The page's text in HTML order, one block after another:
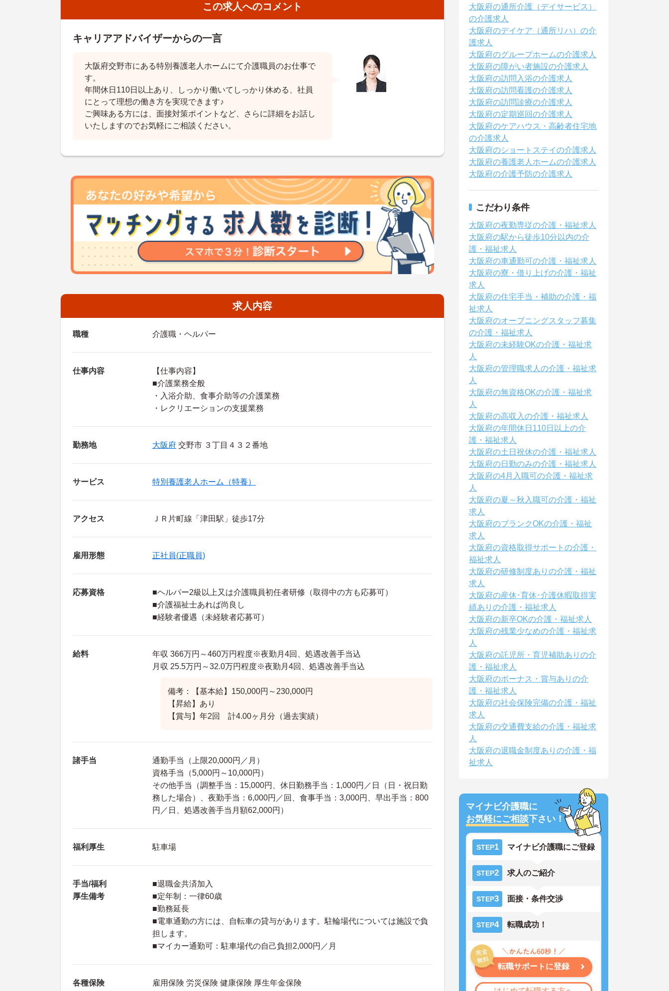
この求人へのコメント
キャリアアドバイザーからの一言
大阪府交野市にある特別養護老人ホームにて介護職員のお仕事で
す。
年間休日110日以上あり、しっかり働いてしっかり休める、社員
にとって理想の働き方を実現できます♪
ご興味ある方には、面接対策ポイントなど、さらに詳細をお話し
いたしますのでお気軽にご相談ください。
求人内容
職種 介護職・ヘルパー
仕事内容
【仕事内容】
■介護業務全般
・入浴介助、食事介助等の介護業務
・レクリエーションの支援業務
勤務地 大阪府 交野市 ３丁目４３２番地
サービス 特別養護老人ホーム（特養）
アクセス ＪＲ片町線「津田駅」徒歩17分
雇用形態 正社員(正職員)
応募資格
■ヘルパー2級以上又は介護職員初任者研修（取得中の方も応募可）
■介護福祉士あれば尚良し
■経験者優遇（未経験者応募可）
給料
年収 366万円～460万円程度※夜勤月4回、処遇改善手当込
月収 25.5万円～32.0万円程度※夜勤月4回、処遇改善手当込
備考：【基本給】150,000円～230,000円
【昇給】あり
【賞与】年2回 計4.00ヶ月分（過去実績）
諸手当
通勤手当（上限20,000円／月）
資格手当（5,000円～10,000円）
その他手当（調整手当：15,000円、休日勤務手当：1,000円／日（日・祝日勤
務した場合）、夜勤手当：6,000円／回、食事手当：3,000円、早出手当：800
円／日、処遇改善手当月額62,000円）
福利厚生 駐車場
手当/福利
厚生備考
■退職金共済加入
■定年制：一律60歳
■勤務延長
■電車通勤の方には、自転車の貸与があります。駐輪場代については施設で負
担します。
■マイカー通勤可：駐車場代の自己負担2,000円／月
各種保険 雇用保険 労災保険 健康保険 厚生年金保険
大阪府の通所介護（デイサービス）
の介護求人
大阪府のデイケア（通所リハ）の介
護求人
大阪府のグループホームの介護求人
大阪府の障がい者施設の介護求人
大阪府の訪問入浴の介護求人
大阪府の訪問看護の介護求人
大阪府の訪問診療の介護求人
大阪府の定期巡回の介護求人
大阪府のケアハウス・高齢者住宅地
の介護求人
大阪府のショートステイの介護求人
大阪府の養護老人ホームの介護求人
大阪府の介護予防の介護求人
こだわり条件
大阪府の夜勤専従の介護・福祉求人
大阪府の駅から徒歩10分以内の介
護・福祉求人
大阪府の車通勤可の介護・福祉求人
大阪府の寮・借り上げの介護・福祉
求人
大阪府の住宅手当・補助の介護・福
祉求人
大阪府のオープニングスタッフ募集
の介護・福祉求人
大阪府の未経験OKの介護・福祉求
人
大阪府の管理職求人の介護・福祉求
人
大阪府の無資格OKの介護・福祉求
人
大阪府の高収入の介護・福祉求人
大阪府の年間休日110日以上の介
護・福祉求人
大阪府の土日祝休の介護・福祉求人
大阪府の日勤のみの介護・福祉求人
大阪府の4月入職可の介護・福祉求
人
大阪府の夏～秋入職可の介護・福祉
求人
大阪府のブランクOKの介護・福祉
求人
大阪府の資格取得サポートの介護・
福祉求人
大阪府の研修制度ありの介護・福祉
求人
大阪府の産休･育休･介護休暇取得実
績ありの介護・福祉求人
大阪府の新卒OKの介護・福祉求人
大阪府の残業少なめの介護・福祉求
人
大阪府の託児所・育児補助ありの介
護・福祉求人
大阪府のボーナス・賞与ありの介
護・福祉求人
大阪府の社会保険完備の介護・福祉
求人
大阪府の交通費支給の介護・福祉求
人
大阪府の退職金制度ありの介護・福
祉求人
マイナビ介護職に
お気軽にご相談下さい！
STEP1 マイナビ介護職にご登録
STEP2 求人のご紹介
STEP3 面接・条件交渉
STEP4 転職成功！
転職サポートに登録